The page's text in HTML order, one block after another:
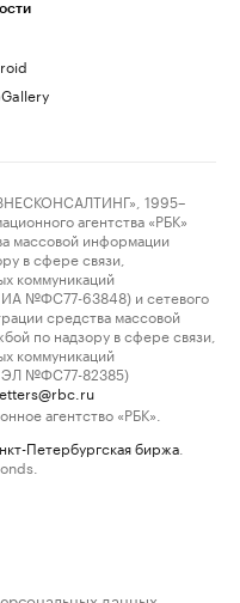
1995–
агентства «РБК»
массовой информации
в сфере связи,
коммуникаций
ИА №ФС77-63848) и сетевого
средства массовой
по надзору в сфере связи,
коммуникаций
ЭЛ №ФС77-82385)
агентство «РБК».
Петербургская биржа